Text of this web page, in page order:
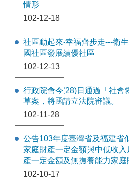
情形
102-12-18
社區動起來-幸福齊步走---衛
國社區發展績優社區
102-12-13
行政院會今(28)日通過「社會
草案，將函請立法院審議。
102-11-28
公告103年度臺灣省及福建省
家庭財產一定金額與中低收
產一定金額及無撫養能力家
102-10-17